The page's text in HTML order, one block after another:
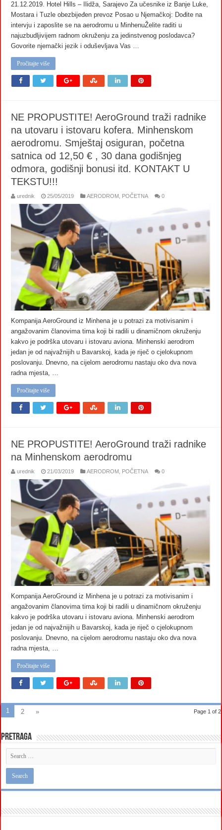
21.12.2019. Hotel Hills – Ilidža, Sarajevo Za učesnike iz Banje Luke,
Mostara i Tuzle obezbijeđen prevoz Posao u Njemačkoj: Dođite na
intervju i zaposlite se na aerodromu u MinhenuŽelite raditi u
najuzbudljivijem radnom okruženju za jedinstvenog poslodavca?
Govorite njemački jezik i oduševljava Vas …
Pročitajte više
NE PROPUSTITE! AeroGround traži radnike
na utovaru i istovaru kofera. Minhenskom
aerodromu. Smještaj osiguran, početna
satnica od 12,50 € , 30 dana godišnjeg
odmora, godišnji bonusi itd. KONTAKT U
TEKSTU!!!
urednik 25/05/2019 AERODROM POČETNA 0
Kompanija AeroGround iz Minhena je u potrazi za motivisanim i
angažovanim članovima tima koji bi radili u dinamičnom okruženju
kakvo je podrška utovaru i istovaru aviona. Minhenski aerodrom
jedan je od najvažnijih u Bavarskoj, kada je riječ o cjelokupnom
poslovanju. Dnevno, na cijelom aerodromu nastaju oko dva nova
radna mjesta, …
Pročitajte više
NE PROPUSTITE! AeroGround traži radnike
na Minhenskom aerodromu
urednik 21/03/2019 AERODROM POČETNA 0
Kompanija AeroGround iz Minhena je u potrazi za motivisanim i
angažovanim članovima tima koji bi radili u dinamičnom okruženju
kakvo je podrška utovaru i istovaru aviona. Minhenski aerodrom
jedan je od najvažnijih u Bavarskoj, kada je riječ o cjelokupnom
poslovanju. Dnevno, na cijelom aerodromu nastaju oko dva nova
radna mjesta, …
Pročitajte više
Page 1 of 2
1 2 »
Pretraga